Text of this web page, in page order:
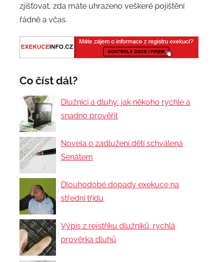
zjišťovat, zda máte uhrazeno veškeré pojištění
řádně a včas.
Co číst dál?
Dlužníci a dluhy: jak někoho rychle a
snadno prověřit
Novela o zadlužení dětí schválená
Senátem
Dlouhodobé dopady exekuce na
střední třídu
Výpis z rejstříku dlužníků: rychlá
prověrka dluhů